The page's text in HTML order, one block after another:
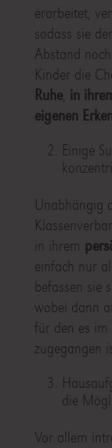
erarbeitet,
sodass sie
Abstand
Kinder die
Ruhe, in
eigenen
Einige
Unabhängig
in ihrem
einfach nur
befassen sie
wobei dann
für den es
zugegangen
die
Vor allem